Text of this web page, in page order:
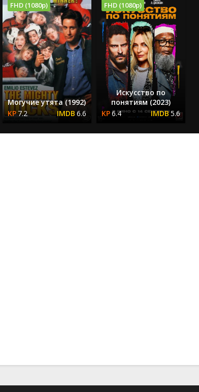
FHD (1080p)
Могучие утята (1992)
7.2
6.6
FHD (1080p)
Искусство по
понятиям (2023)
6.4
5.6